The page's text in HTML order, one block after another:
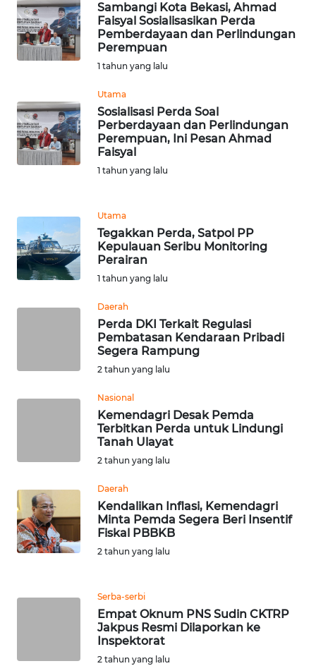
Sambangi Kota Bekasi, Ahmad
Faisyal Sosialisasikan Perda
Pemberdayaan dan Perlindungan
Perempuan
1 tahun yang lalu
Utama
Sosialisasi Perda Soal
Perberdayaan dan Perlindungan
Perempuan, Ini Pesan Ahmad
Faisyal
1 tahun yang lalu
Utama
Tegakkan Perda, Satpol PP
Kepulauan Seribu Monitoring
Perairan
1 tahun yang lalu
Daerah
Perda DKI Terkait Regulasi
Pembatasan Kendaraan Pribadi
Segera Rampung
2 tahun yang lalu
Nasional
Kemendagri Desak Pemda
Terbitkan Perda untuk Lindungi
Tanah Ulayat
2 tahun yang lalu
Daerah
Kendalikan Inflasi, Kemendagri
Minta Pemda Segera Beri Insentif
Fiskal PBBKB
2 tahun yang lalu
Serba-serbi
Empat Oknum PNS Sudin CKTRP
Jakpus Resmi Dilaporkan ke
Inspektorat
2 tahun yang lalu
WN
JAKARTA
WN
BANTEN
KEPRI
WN
SERAMBI
WN
JAMBI
WN